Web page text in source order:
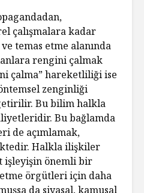
çalışmalara kadar
temas etme alanında
rengini çalmak
çalma” hareketliliği ise
zenginliği
Bu bilim halkla
Bu bağlamda
de açımlamak,
Halkla ilişkiler
işleyişin önemli bir
örgütleri için daha
da siyasal, kamusal